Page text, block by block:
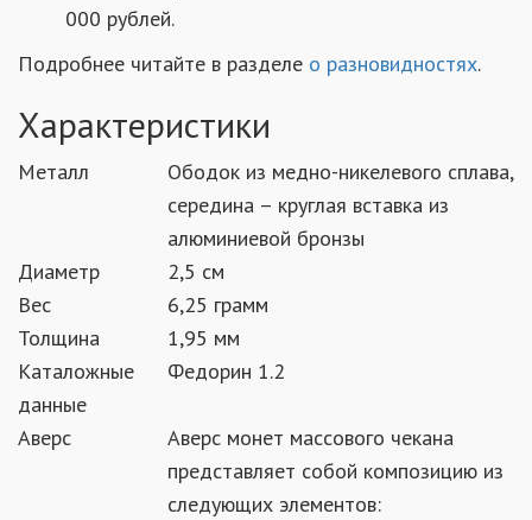
000 рублей.
Подробнее читайте в разделе о разновидностях.
Характеристики
Металл
Ободок из медно-никелевого сплава,
середина – круглая вставка из
алюминиевой бронзы
Диаметр
2,5 см
Вес
6,25 грамм
Толщина
1,95 мм
Каталожные
данные
Федорин 1.2
Аверс
Аверс монет массового чекана
представляет собой композицию из
следующих элементов: